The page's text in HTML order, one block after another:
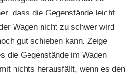
dass die Gegenstände leicht
Wagen nicht zu schwer wird
gut schieben kann. Zeige
die Gegenstände im Wagen
nichts herausfällt, wenn es den